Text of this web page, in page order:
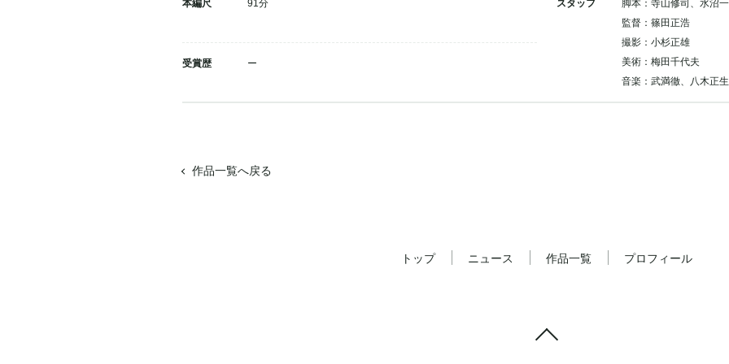
本編尺 91分
受賞歴 ー
スタッフ
脚本：寺山修司、水沼
監督：篠田正浩
撮影：小杉正雄
美術：梅田千代夫
音楽：武満徹、八木正生
作品一覧へ戻る
トップ ニュース 作品一覧 プロフィール